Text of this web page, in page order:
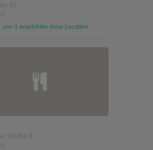
35
von 1 empfehlen diese Location
Straße 9